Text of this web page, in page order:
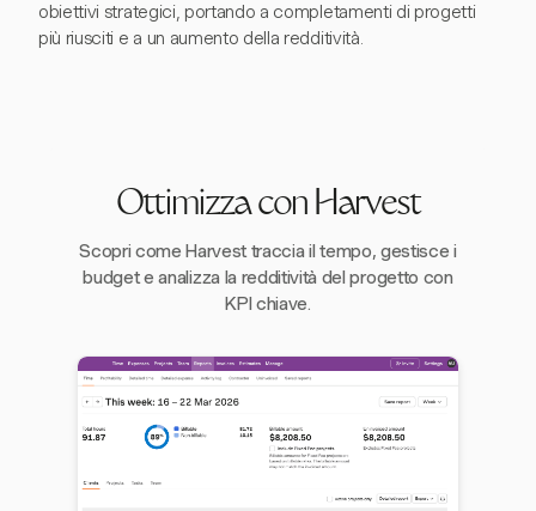
obiettivi strategici, portando a completamenti di progetti
più riusciti e a un aumento della redditività.
Ottimizza con Harvest
Scopri come Harvest traccia il tempo, gestisce i
budget e analizza la redditività del progetto con
KPI chiave.